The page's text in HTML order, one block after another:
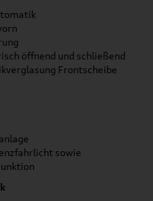
öffnend und schließend
Frontscheibe
sowie